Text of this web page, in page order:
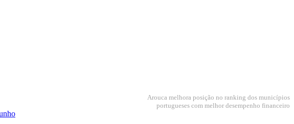
Arouca melhora posição no ranking dos municípios
portugueses com melhor desempenho financeiro